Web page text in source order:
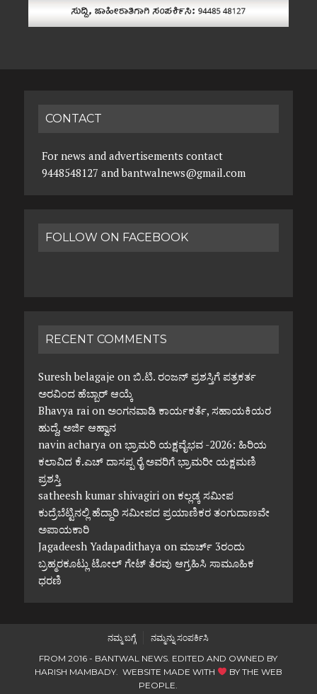
CONTACT
For news and advertisements contact
9448548127 and bantwalnews@gmail.com
FOLLOW ON FACEBOOK
RECENT COMMENTS
Suresh belagaje on ಬಿ.ಟಿ. ರಂಜನ್ ಪ್ರಶಸ್ತಿಗೆ ಪತ್ರಕರ್ತ
ಅರವಿಂದ ಹೆಬ್ಬಾರ್ ಆಯ್ಕೆ
Bhavya raion ಅಂಗನವಾಡಿ ಕಾರ್ಯಕರ್ತೆ, ಸಹಾಯಕಿಯರ
ಹುದ್ದೆ, ಅರ್ಜಿ ಆಹ್ವಾನ
navin acharya on ಭ್ರಾಮರಿ ಯಕ್ಷವೈಭವ -2026: ಹಿರಿಯ
ಕಲಾವಿದ ಕೆ.ಎಚ್ ದಾಸಪ್ಪ ರೈ ಅವರಿಗೆ ಭ್ರಾಮರೀ ಯಕ್ಷಮಣಿ
ಪ್ರಶಸ್ತಿ
satheesh kumar shivagirion ಕಲ್ಲಡ್ಕ ಸಮೀಪ
ಕುದ್ರೆಬೆಟ್ಟಿನಲ್ಲಿ ಹೆದ್ದಾರಿ ಸಮೀಪದ ಪ್ರಯಾಣಿಕರ ತಂಗುದಾಣವೇ
ಅಪಾಯಕಾರಿ
Jagadeesh Yadapadithaya on ಮಾರ್ಚ್ 3ರಂದು
ಬ್ರಹ್ಮರಕೂಟ್ಲು ಟೋಲ್ ಗೇಟ್ ತೆರವು ಆಗ್ರಹಿಸಿ ಸಾಮೂಹಿಕ
ಧರಣಿ
ನಮ್ಮ ಬಗ್ಗೆ
ನಮ್ಮನ್ನು ಸಂಪರ್ಕಿಸಿ
FROM 2016 - BANTWAL NEWS. EDITED AND OWNED BY
HARISH MAMBADY. WEBSITE MADE WITH
BY THE WEB
PEOPLE